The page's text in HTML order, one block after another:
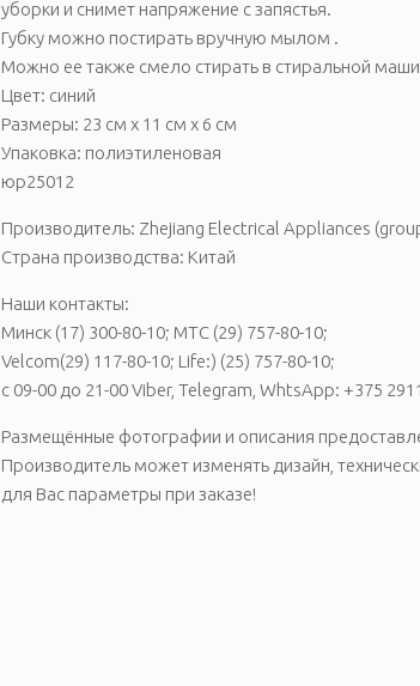
уборки и снимет напряжение с запястья.
Губку можно постирать вручную мылом .
Можно ее также смело стирать в стиральной
Цвет: синий
Размеры: 23 см x 11 см x 6 см
Упаковка: полиэтиленовая
юр25012
Производитель: Zhejiang Electrical Appliances
Страна производства: Китай
Наши контакты:
Минск (17) 300-80-10; MTC (29) 757-80-10;
Velcom(29) 117-80-10; Life:) (25) 757-80-10;
с 09-00 до 21-00 Viber, Telegram, WhtsApp: +375
Размещённые фотографии и описания
Производитель может изменять дизайн,
для Вас параметры при заказе!